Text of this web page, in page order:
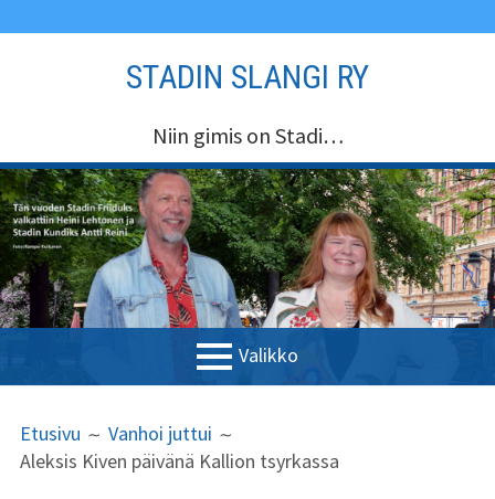
STADIN SLANGI RY
Niin gimis on Stadi…
Valikko
VALIKKO
Stadin Slangi ry
Etusivu
Vanhoi juttui
Aleksis Kiven päivänä Kallion tsyrkassa